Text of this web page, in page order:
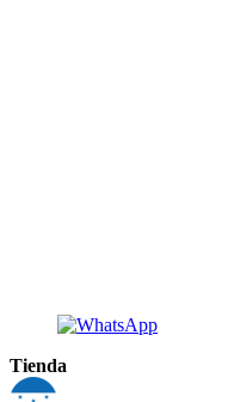
Tienda